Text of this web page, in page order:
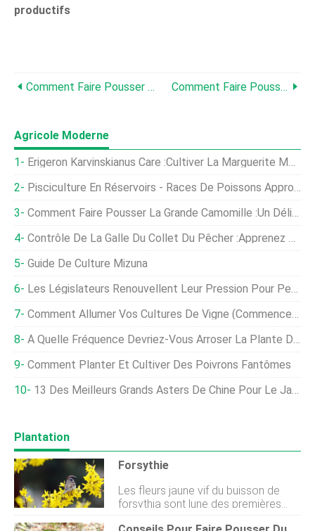
productifs
Comment Faire Pousser Des Plants De Canneberges Dans Le Jardin Comment Faire Pousser Des Arbres De Kaki Asiatique
Agricole Moderne
Erigeron Karvinskianus Care :Cultiver La Marguerite Mexicaine
Pisciculture En Réservoirs - Races De Poissons Appropriées, Et Tilapia
Comment Faire Pousser La Grande Camomille :un Délice Médicinal Et Visuel
Contrôle De La Galle Du Collet Du Pêcher :apprenez À Traiter Le Galle Du Collet Du Pêcher
Guide De Culture Mizuna
Les Législateurs Renouvellent Leur Pression Pour Permettre À La Viande Non Inspectée D'entrer Dans L'approvisionnement Alimentaire
Comment Allumer Vos Cultures De Vigne (Commencez Ici)
À Quelle Fréquence Devriez-Vous Arroser La Plante De Serpent ?
Comment Planter Et Cultiver Des Poivrons Fantômes
13 Des Meilleurs Grands Asters De Chine Pour Le Jardin De Fin D'été
Plantation
Forsythie
Les fleurs jaune vif du buisson de
forsythia sont lune des premières
fleurs du printemps, ajoutant de la